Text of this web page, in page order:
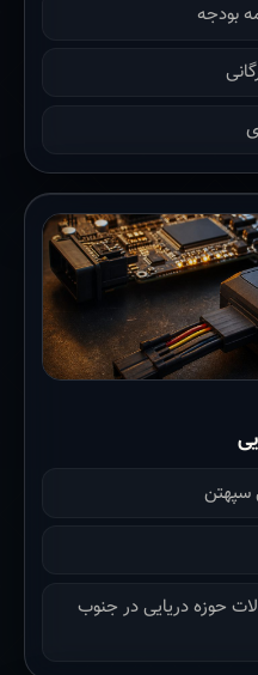
سپهتن
حوزه دریایی در جنوب